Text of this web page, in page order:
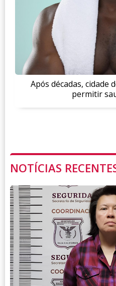
Após décadas, cidade
permitir
NOTÍCIAS